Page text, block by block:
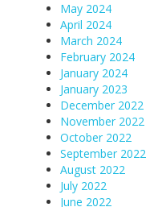
May 2024
April 2024
March 2024
February 2024
January 2024
January 2023
December 2022
November 2022
October 2022
September 2022
August 2022
July 2022
June 2022